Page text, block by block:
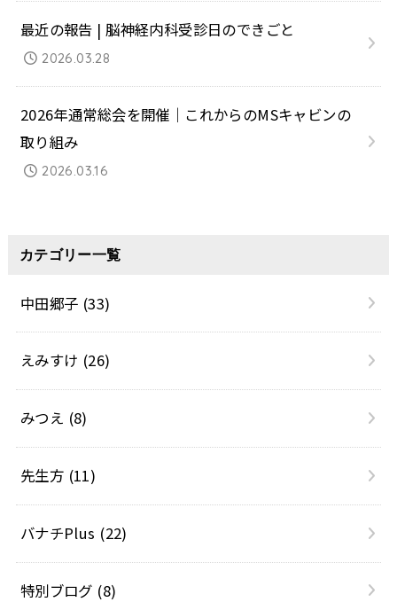
最近の報告 | 脳神経内科受診日のできごと
2026.03.28
2026年通常総会を開催｜これからのMSキャビンの
取り組み
2026.03.16
カテゴリー一覧
中田郷子 (33)
えみすけ (26)
みつえ (8)
先生方 (11)
バナチPlus (22)
特別ブログ (8)